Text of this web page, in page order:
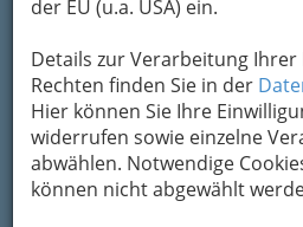
der EU (u.a. USA) ein.
Details zur Verarbeitung
Rechten finden Sie in der
Hier können Sie Ihre
widerrufen sowie einzelne
abwählen. Notwendige
können nicht abgewählt
bewahren, verwenden wir
Übermittlung Ihrer
Formular. Ihre Nachricht
Absenden umgehend
Unternehmen Ernst
Mein Name